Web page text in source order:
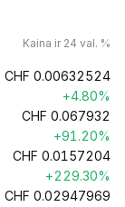
Kaina ir 24 val. %
CHF 0.00632524
+4.80%
CHF 0.067932
+91.20%
CHF 0.0157204
+229.30%
CHF 0.02947969